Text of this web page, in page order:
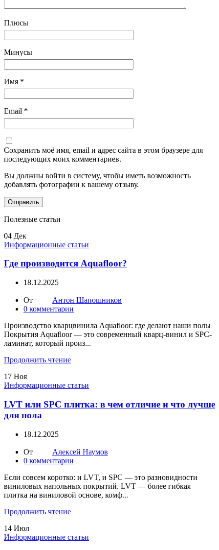
Плюсы
Минусы
Имя *
Email *
Сохранить моё имя, email и адрес сайта в этом браузере для
последующих моих комментариев.
Вы должны войти в систему, чтобы иметь возможность
добавлять фотографии к вашему отзыву.
Полезные статьи
04 Дек
Информационные статьи
Где производится Aquafloor?
18.12.2025
От
Антон Шапошников
0 комментарии
Производство кварцвинила Aquafloor: где делают наши полы
Покрытия Aquafloor — это современный кварц-винил и SPC-
ламинат, который произ...
Продолжить чтение
17 Ноя
Информационные статьи
LVT или SPC плитка: в чем отличие и что лучше
для пола
18.12.2025
От
Алексей Наумов
0 комментарии
Если совсем коротко: и LVT, и SPC — это разновидности
виниловых напольных покрытий. LVT — более гибкая
плитка на виниловой основе, комф...
Продолжить чтение
14 Июл
Информационные статьи